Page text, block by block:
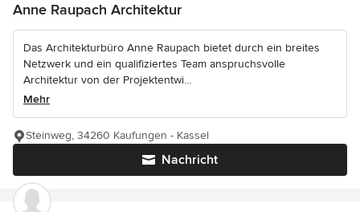
Anne Raupach Architektur
Das Architekturbüro Anne Raupach bietet durch ein breites
Netzwerk und ein qualifiziertes Team anspruchsvolle
Architektur von der Projektentwi...
Mehr
Nachricht
Steinweg, 34260 Kaufungen - Kassel